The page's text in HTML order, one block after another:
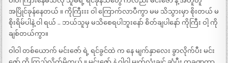
အပြိုင်ခုန်နေတယ် ။ ကိုကြီးးး ဝါ ကြောက်လာပီကွာ မမ သိသွားမှာ စိုးတယ် မ
စိုးရိမ်ပါနဲ့ ဝါ ရယ် .. ဘယ်သူမှ မသိစေရပါဘူးနော် စိတ်ချပါနော် ကိုကြီး ဝါ့ ကို
ချစ်တယ်ကွာ။
ဝါဝါ တစ်ယောက် မင်းဇော် ရဲ့ ရင်ခွင်ထဲ က နေ မျက်နှာလေး ခွာလိုက်ပီး မင်း